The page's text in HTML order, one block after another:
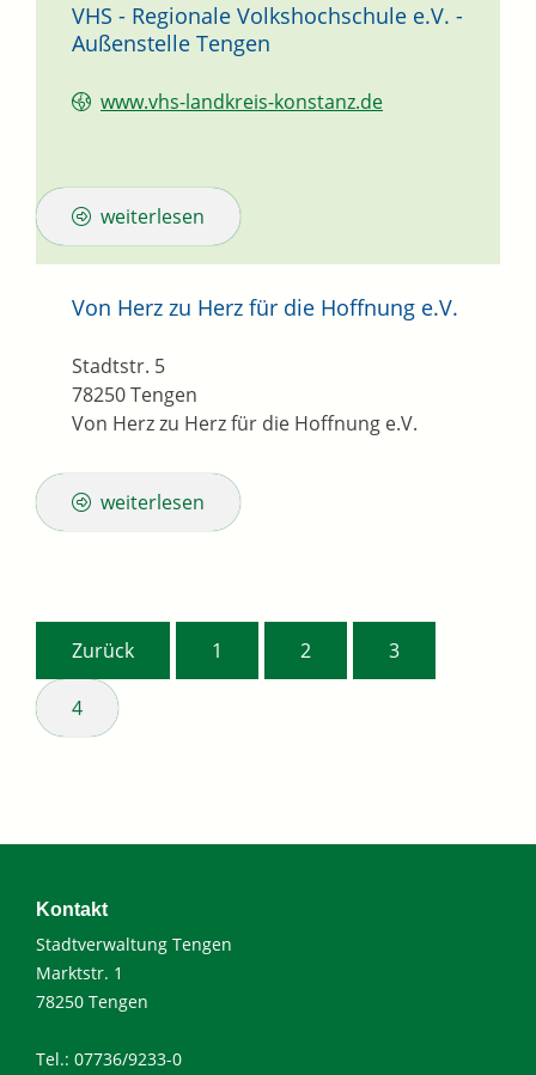
VHS - Regionale Volkshochschule e.V. -
Außenstelle Tengen
www.vhs-landkreis-konstanz.de
weiterlesen
Von Herz zu Herz für die Hoffnung e.V.
Von Herz zu Herz für die Hoffnung e.V.
Stadtstr. 5
78250Tengen
weiterlesen
Zurück 1 2 3
4
Kontakt
Stadtverwaltung Tengen
Marktstr. 1
78250 Tengen
Tel.: 07736/9233-0